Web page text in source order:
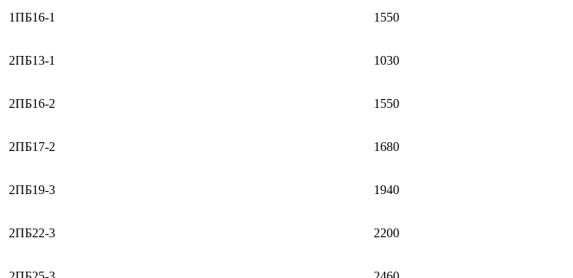
1ПБ16-1 1550
2ПБ13-1 1030
2ПБ16-2 1550
2ПБ17-2 1680
2ПБ19-3 1940
2ПБ22-3 2200